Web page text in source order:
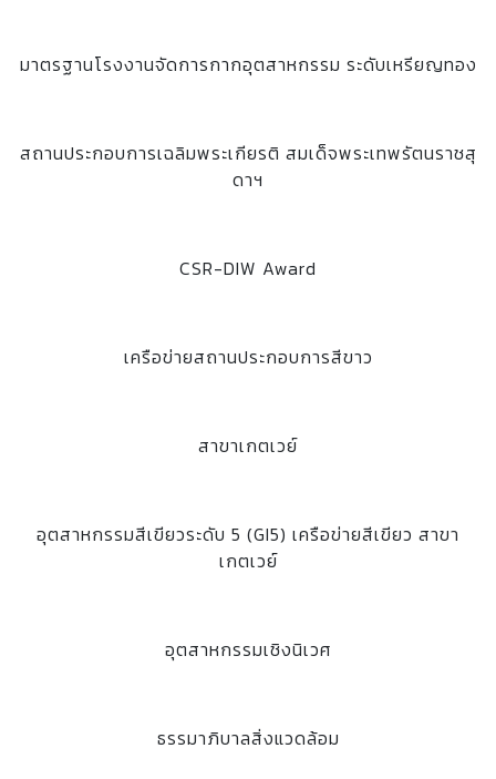
มาตรฐานโรงงานจัดการกากอุตสาหกรรม ระดับเหรียญทอง
สถานประกอบการเฉลิมพระเกียรติ สมเด็จพระเทพรัตนราชสุ
ดาฯ
CSR-DIW Award
เครือข่ายสถานประกอบการสีขาว
สาขาเกตเวย์
อุตสาหกรรมสีเขียวระดับ 5 (GI5) เครือข่ายสีเขียว สาขา
เกตเวย์
อุตสาหกรรมเชิงนิเวศ
ธรรมาภิบาลสิ่งแวดล้อม